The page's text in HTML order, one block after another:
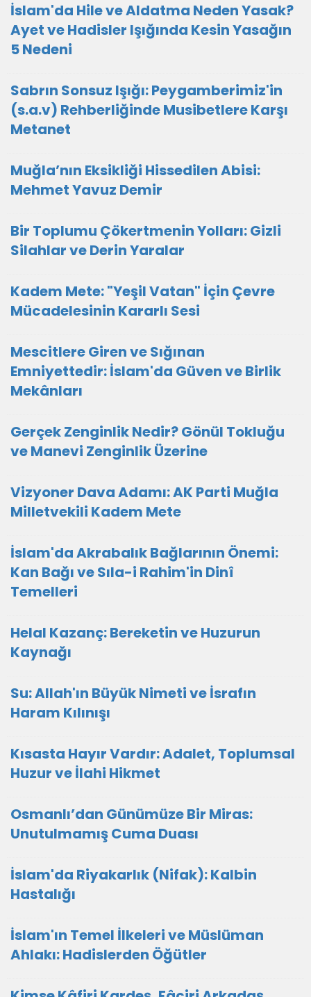
İslam'da Hile ve Aldatma Neden Yasak?
Ayet ve Hadisler Işığında Kesin Yasağın
5 Nedeni
Sabrın Sonsuz Işığı: Peygamberimiz'in
(s.a.v) Rehberliğinde Musibetlere Karşı
Metanet
Muğla’nın Eksikliği Hissedilen Abisi:
Mehmet Yavuz Demir
Bir Toplumu Çökertmenin Yolları: Gizli
Silahlar ve Derin Yaralar
Kadem Mete: "Yeşil Vatan" İçin Çevre
Mücadelesinin Kararlı Sesi
Mescitlere Giren ve Sığınan
Emniyettedir: İslam'da Güven ve Birlik
Mekânları
Gerçek Zenginlik Nedir? Gönül Tokluğu
ve Manevi Zenginlik Üzerine
Vizyoner Dava Adamı: AK Parti Muğla
Milletvekili Kadem Mete
İslam'da Akrabalık Bağlarının Önemi:
Kan Bağı ve Sıla-i Rahim'in Dinî
Temelleri
Helal Kazanç: Bereketin ve Huzurun
Kaynağı
Su: Allah'ın Büyük Nimeti ve İsrafın
Haram Kılınışı
Kısasta Hayır Vardır: Adalet, Toplumsal
Huzur ve İlahi Hikmet
Osmanlı’dan Günümüze Bir Miras:
Unutulmamış Cuma Duası
İslam'da Riyakarlık (Nifak): Kalbin
Hastalığı
İslam'ın Temel İlkeleri ve Müslüman
Ahlakı: Hadislerden Öğütler